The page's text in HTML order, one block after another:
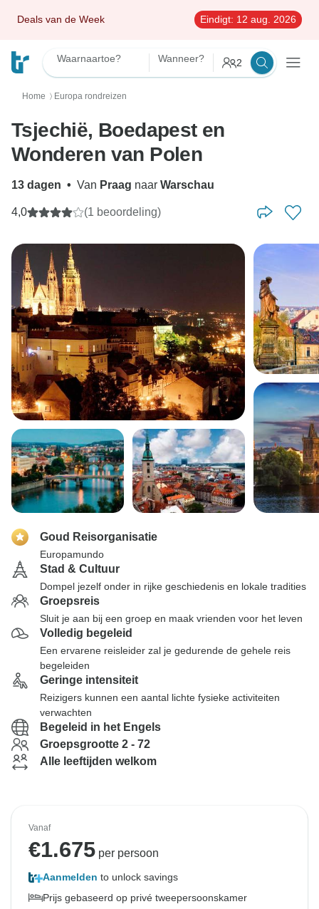
Deals van de Week Eindigt: 12 aug. 2026
Waarnaartoe? Wanneer? 2
Home 〉 Europa rondreizen
Tsjechië, Boedapest en
Wonderen van Polen
13 dagen • Van Praag naar Warschau
4,0 (1 beoordeling)
Goud Reisorganisatie
Europamundo
Stad & Cultuur
Dompel jezelf onder in rijke geschiedenis en lokale tradities
Groepsreis
Sluit je aan bij een groep en maak vrienden voor het leven
Volledig begeleid
Een ervarene reisleider zal je gedurende de gehele reis
begeleiden
Geringe intensiteit
Reizigers kunnen een aantal lichte fysieke activiteiten
verwachten
Begeleid in het Engels
Groepsgrootte 2 - 72
Alle leeftijden welkom
Vanaf
€1.675 per persoon
Aanmelden to unlock savings
Prijs gebaseerd op privé tweepersoonskamer